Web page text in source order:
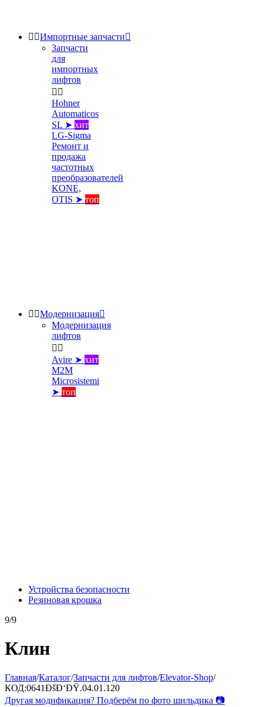
 Импортные запчасти
Запчасти
для
импортных
лифтов
 
Hohner
Automaticos
SL ➤ хит
LG-Sigma
Ремонт и
продажа
частотных
преобразователей
KONE,
OTIS ➤ топ
 Модернизация
Модернизация
лифтов
 
Avire ➤ хит
M2M
Microsistemi
➤ топ
Устройства безопасности
Резиновая крошка
9/9
Клин
Главная/Каталог/Запчасти для лифтов/Elevator-Shop/
КОД:0641ÐšÐ‘ÐŸ.04.01.120
Другая модификация? Подберём по фото шильдика 📷